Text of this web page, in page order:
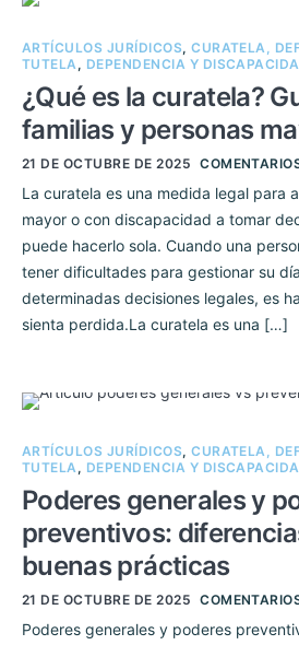
ARTÍCULOS JURÍDICOS,CURATELA,
TUTELA, DEPENDENCIA Y
¿Qué es la curatela?
familias y personas
21 DE OCTUBRE DE 2025
La curatela es una medida legal para
mayor o con discapacidad a tomar
puede hacerlo sola. Cuando una
tener dificultades para gestionar su
determinadas decisiones legales, es
sienta perdida.La curatela es una […]
ARTÍCULOS JURÍDICOS,CURATELA,
TUTELA, DEPENDENCIA Y
Poderes generales y
preventivos:
buenas prácticas
21 DE OCTUBRE DE 2025
Poderes generales y poderes